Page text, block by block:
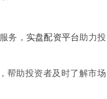
务， 实盘配资平台 助力投
帮助投资者及时了解市场